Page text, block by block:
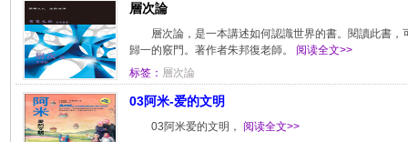
層次論
層次論，是一本講述如何認識世界的書。閱讀此書
歸一的竅門。著作者朱邦復老師。 阅读全文>>
标签： 層次論
03阿米-爱的文明
03阿米爱的文明， 阅读全文>>